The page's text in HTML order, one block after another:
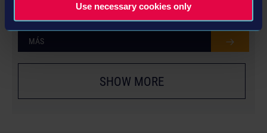
Use necessary cookies only
MÁS
SHOW MORE